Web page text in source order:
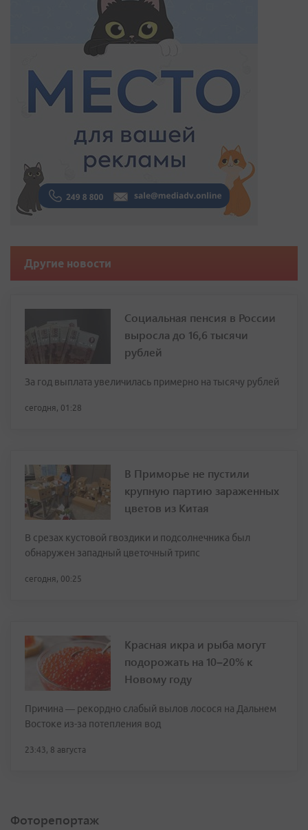
Другие новости
Социальная пенсия в России
выросла до 16,6 тысячи
рублей
За год выплата увеличилась примерно на тысячу рублей
сегодня, 01:28
В Приморье не пустили
крупную партию зараженных
цветов из Китая
В срезах кустовой гвоздики и подсолнечника был
обнаружен западный цветочный трипс
сегодня, 00:25
Красная икра и рыба могут
подорожать на 10–20% к
Новому году
Причина — рекордно слабый вылов лосося на Дальнем
Востоке из-за потепления вод
23:43, 8 августа
Фоторепортаж